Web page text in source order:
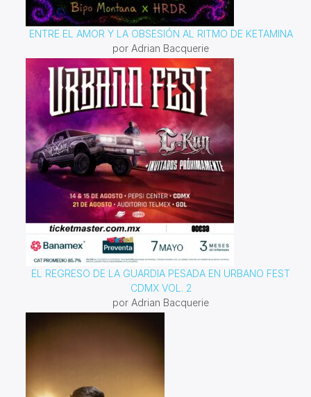
ENTRE EL AMOR Y LA OBSESIÓN AL RITMO DE KETAMINA
por Adrian Bacquerie
EL REGRESO DE LA GUARDIA PESADA EN URBANO FEST
CDMX VOL. 2
por Adrian Bacquerie